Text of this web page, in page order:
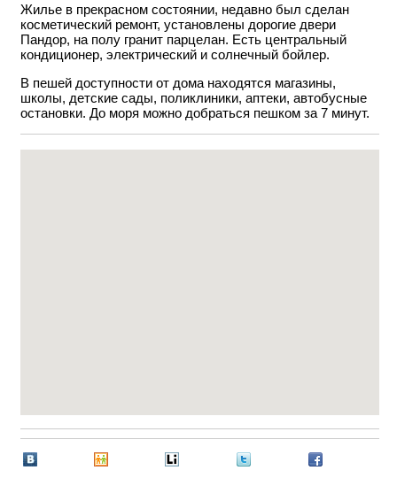
Жилье в прекрасном состоянии, недавно был сделан
косметический ремонт, установлены дорогие двери
Пандор, на полу гранит парцелан. Есть центральный
кондиционер, электрический и солнечный бойлер.
В пешей доступности от дома находятся магазины,
школы, детские сады, поликлиники, аптеки, автобусные
остановки. До моря можно добраться пешком за 7 минут.